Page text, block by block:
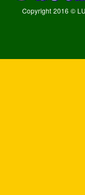
Copyright 2016 ©